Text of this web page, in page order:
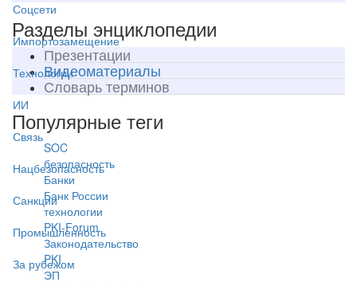
Соцсети
Импортозамещение
Технологии
ИИ
Связь
Нацбезопасность
Санкции
Промышленность
За рубежом
Разделы энциклопедии
Презентации
Видеоматериалы
Словарь терминов
Популярные теги
SOC
безопасность
Банки
Банк России
технологии
PKI-Forum
Законодательство
PKI
ЭП